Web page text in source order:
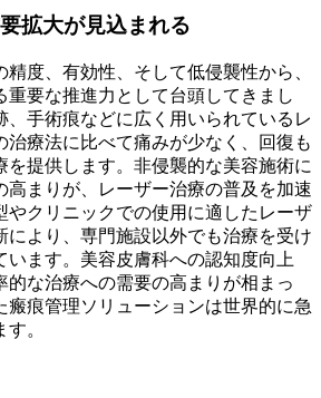
拡大が見込まれる
度、有効性、そして低侵襲性から、
重要な推進力として台頭してきまし
、手術痕などに広く用いられているレ
治療法に比べて痛みが少なく、回復も
を提供します。非侵襲的な美容施術に
高まりが、レーザー治療の普及を加速
やクリニックでの使用に適したレーザ
により、専門施設以外でも治療を受け
います。美容皮膚科への認知度向上
的な治療への需要の高まりが相まっ
瘢痕管理ソリューションは世界的に急
。